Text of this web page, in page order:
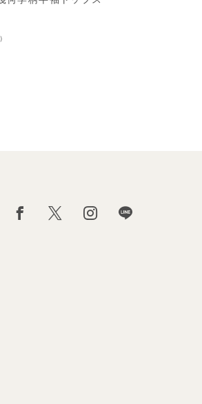
ップス&ショートパ
トップス＆ハーフパ